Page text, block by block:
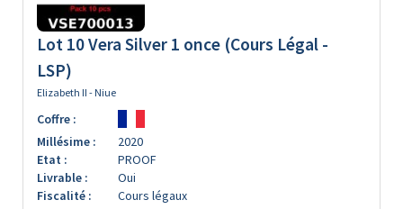
Lot 10 Vera Silver 1 once (Cours Légal -
LSP)
Elizabeth II - Niue
Coffre :
Millésime :
2020
Etat :
PROOF
Livrable :
Oui
Fiscalité :
Cours légaux